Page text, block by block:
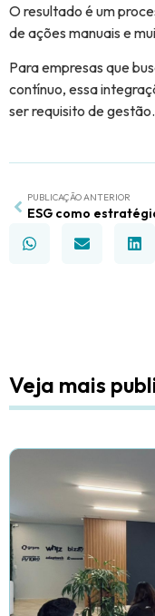
O resultado é um
de ações manuais e
Para empresas que
contínuo, essa
ser requisito de gestão.
PUBLICAÇÃO ANTERIOR
Veja mais